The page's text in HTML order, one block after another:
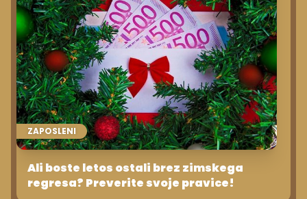
ZAPOSLENI
Ali boste letos ostali brez zimskega
regresa? Preverite svoje pravice!